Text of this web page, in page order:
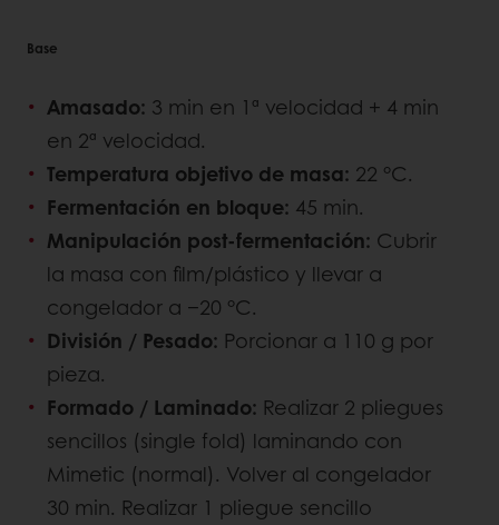
Base
Amasado: 3 min en 1ª velocidad + 4 min
en 2ª velocidad.
Temperatura objetivo de masa: 22 °C.
Fermentación en bloque: 45 min.
Manipulación post-fermentación: Cubrir
la masa con film/plástico y llevar a
congelador a −20 °C.
División / Pesado: Porcionar a 110 g por
pieza.
Formado / Laminado: Realizar 2 pliegues
sencillos (single fold) laminando con
Mimetic (normal). Volver al congelador
30 min. Realizar 1 pliegue sencillo